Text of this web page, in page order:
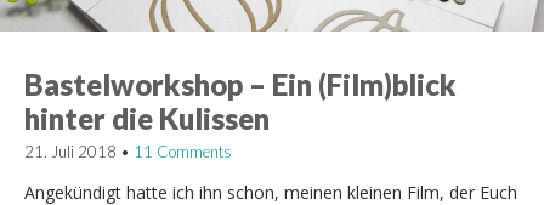
Bastelworkshop – Ein (Film)blick
hinter die Kulissen
21. Juli 2018 • 11 Comments
Angekündigt hatte ich ihn schon, meinen kleinen Film, der Euch